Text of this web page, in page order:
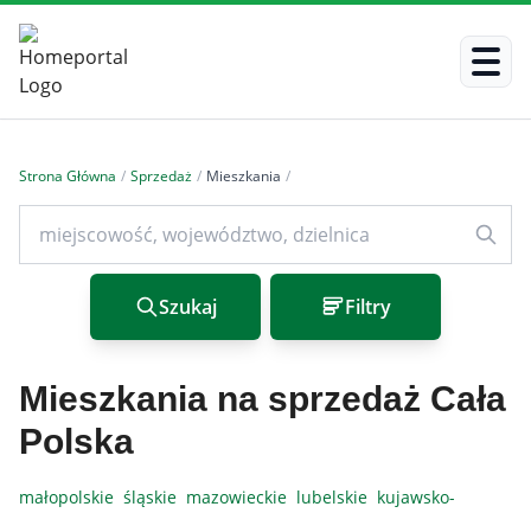
Strona Główna / Sprzedaż / Mieszkania /
Szukaj Filtry
Mieszkania na sprzedaż Cała
Polska
małopolskie śląskie mazowieckie lubelskie kujawsko-